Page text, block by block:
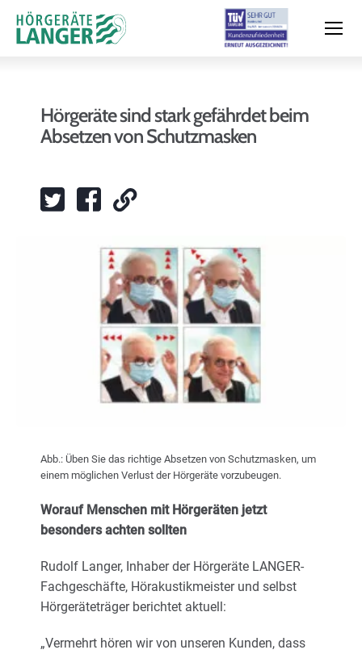
Moderne Hörsysteme
Hörtest
Leistungen & Service
Filialen und Termin
Hörgeräte sind stark gefährdet beim
Absetzen von Schutzmasken
Abb.: Üben Sie das richtige Absetzen von Schutzmasken, um
einem möglichen Verlust der Hörgeräte vorzubeugen.
Worauf Menschen mit Hörgeräten jetzt
besonders achten sollten
Rudolf Langer, Inhaber der Hörgeräte LANGER-
Fachgeschäfte, Hörakustikmeister und selbst
Hörgeräteträger berichtet aktuell:
„Vermehrt hören wir von unseren Kunden, dass